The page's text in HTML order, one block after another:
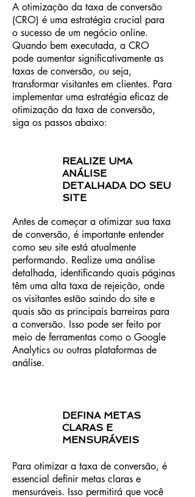
A otimização da taxa de conversão
(CRO) é uma estratégia crucial para
o sucesso de um negócio online.
Quando bem executada, a CRO
pode aumentar significativamente as
taxas de conversão, ou seja,
transformar visitantes em clientes. Para
implementar uma estratégia eficaz de
otimização da taxa de conversão,
siga os passos abaixo:
REALIZE UMA
ANÁLISE
DETALHADA DO SEU
SITE
Antes de começar a otimizar sua taxa
de conversão, é importante entender
como seu site está atualmente
performando. Realize uma análise
detalhada, identificando quais páginas
têm uma alta taxa de rejeição, onde
os visitantes estão saindo do site e
quais são as principais barreiras para
a conversão. Isso pode ser feito por
meio de ferramentas como o Google
Analytics ou outras plataformas de
análise.
DEFINA METAS
CLARAS E
MENSURÁVEIS
Para otimizar a taxa de conversão, é
essencial definir metas claras e
mensuráveis. Isso permitirá que você